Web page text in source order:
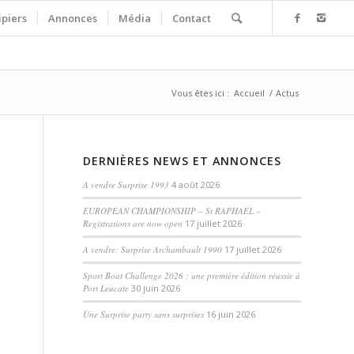
Annonces Média Contact
Vous êtes ici : Accueil / Actus
DERNIÈRES NEWS ET ANNONCES
A vendre Surprise 1993 4 août 2026
EUROPEAN CHAMPIONSHIP – St RAPHAEL –
Registrations are now open 17 juillet 2026
A vendre: Surprise Archambault 1990 17 juillet 2026
Sport Boat Challenge 2026 : une première édition réussie à
Port Leucate 30 juin 2026
Une Surprise party sans surprises 16 juin 2026